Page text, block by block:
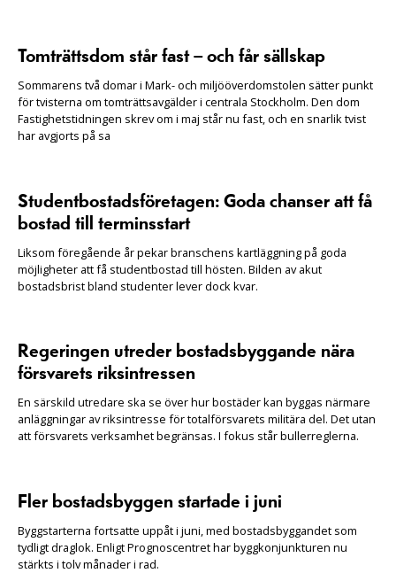
Tomträttsdom står fast – och får sällskap
Sommarens två domar i Mark- och miljööverdomstolen sätter punkt
för tvisterna om tomträttsavgälder i centrala Stockholm. Den dom
Fastighetstidningen skrev om i maj står nu fast, och en snarlik tvist
har avgjorts på sa
Studentbostadsföretagen: Goda chanser att få
bostad till terminsstart
Liksom föregående år pekar branschens kartläggning på goda
möjligheter att få studentbostad till hösten. Bilden av akut
bostadsbrist bland studenter lever dock kvar.
Regeringen utreder bostadsbyggande nära
försvarets riksintressen
En särskild utredare ska se över hur bostäder kan byggas närmare
anläggningar av riksintresse för totalförsvarets militära del. Det utan
att försvarets verksamhet begränsas. I fokus står bullerreglerna.
Fler bostadsbyggen startade i juni
Byggstarterna fortsatte uppåt i juni, med bostadsbyggandet som
tydligt draglok. Enligt Prognoscentret har byggkonjunkturen nu
stärkts i tolv månader i rad.